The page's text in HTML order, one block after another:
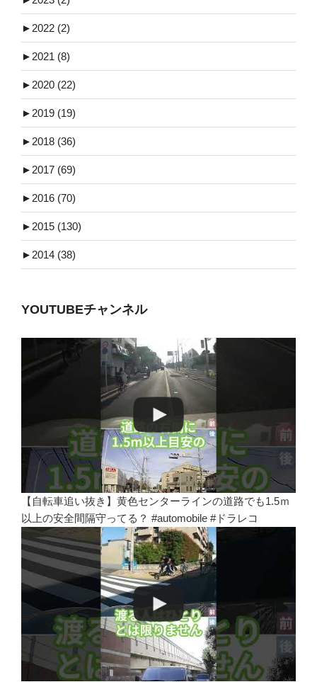
► 2022 (2)
► 2021 (8)
► 2020 (22)
► 2019 (19)
► 2018 (36)
► 2017 (69)
► 2016 (70)
► 2015 (130)
► 2014 (38)
YOUTUBEチャンネル
【自転車追い抜き】黄色センターラインの道路でも1.5ｍ
以上の安全間隔守ってる？ #automobile #ドラレコ